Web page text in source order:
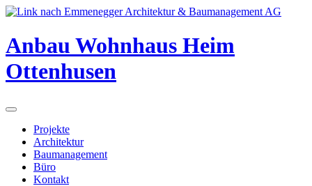
Anbau Wohnhaus Heim
Ottenhusen
Projekte
Architektur
Baumanagement
Büro
Kontakt